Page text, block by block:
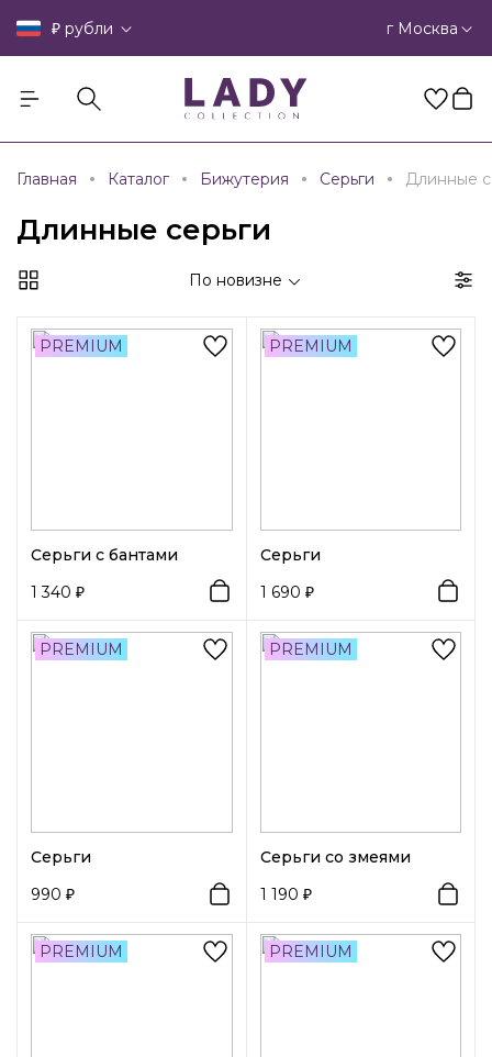
₽ рубли г Москва
Главная Каталог Бижутерия Серьги Длинные
Длинные серьги
По новизне
PREMIUM
Серьги с бантами
1 340
PREMIUM
Серьги
1 690
PREMIUM
Серьги
990
PREMIUM
Серьги со змеями
1 190
PREMIUM PREMIUM